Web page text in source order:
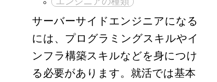
サーバーサイドエンジニアになる
には、プログラミングスキルやイ
ンフラ構築スキルなどを身につけ
る必要があります。就活では基本